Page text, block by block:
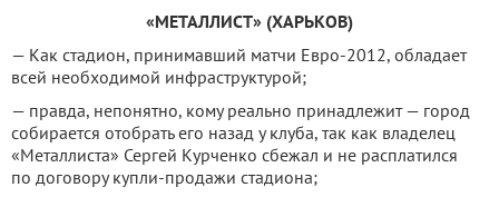
«МЕТАЛЛИСТ» (ХАРЬКОВ)
— Как стадион, принимавший матчи Евро-2012, обладает
всей необходимой инфраструктурой;
— правда, непонятно, кому реально принадлежит — город
собирается отобрать его назад у клуба, так как владелец
«Металлиста» Сергей Курченко сбежал и не расплатился
по договору купли-продажи стадиона;